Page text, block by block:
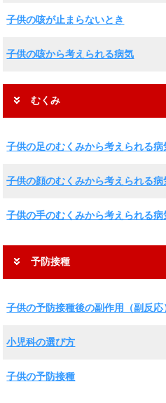
子供の咳が止まらないとき
子供の咳から考えられる病気
むくみ
子供の足のむくみから考えられる病
子供の顔のむくみから考えられる病
子供の手のむくみから考えられる病
予防接種
子供の予防接種後の副作用（副反応
小児科の選び方
子供の予防接種